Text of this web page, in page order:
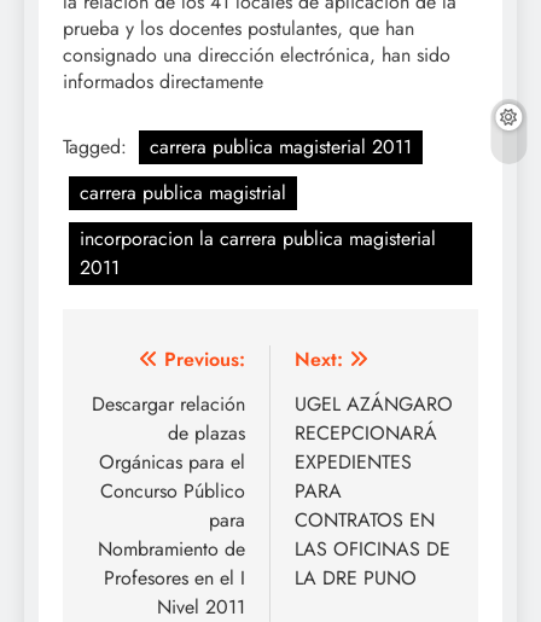
prueba y los docentes postulantes, que han
consignado una dirección electrónica, han sido
informados directamente
Tagged:
carrera publica magisterial 2011
carrera publica magistrial
incorporacion la carrera publica magisterial
2011
Navegación
de
entradas
Previous:
Descargar relación
de plazas
Orgánicas para el
Concurso Público
para
Nombramiento de
Profesores en el I
Nivel 2011
Next:
UGEL AZÁNGARO
RECEPCIONARÁ
EXPEDIENTES
PARA
CONTRATOS EN
LAS OFICINAS DE
LA DRE PUNO